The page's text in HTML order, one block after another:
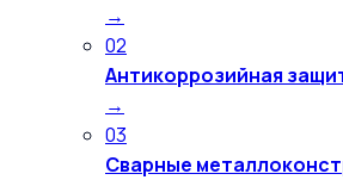
→
02
Антикоррозийная
→
03
Сварные